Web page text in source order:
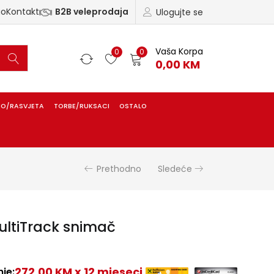
Ulogujte se
Kontakt B2B veleprodaja
0 0 Vaša Korpa
0,00 KM
RASVJETA TORBE/RUKSACI OSTALO
Prethodno Sledeće
snimač